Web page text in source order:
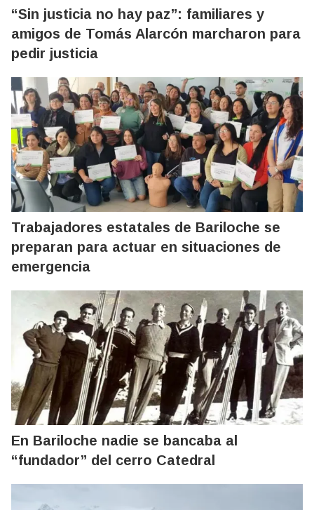
“Sin justicia no hay paz”: familiares y
amigos de Tomás Alarcón marcharon para
pedir justicia
Trabajadores estatales de Bariloche se
preparan para actuar en situaciones de
emergencia
En Bariloche nadie se bancaba al
“fundador” del cerro Catedral